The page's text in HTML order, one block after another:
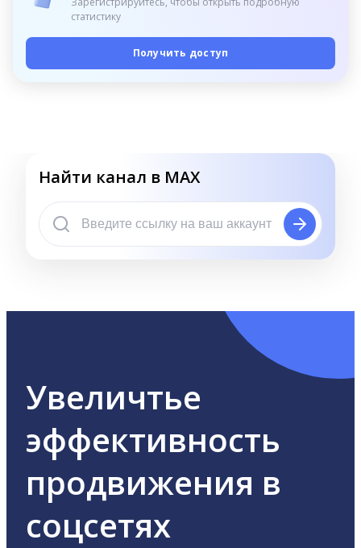
статистику
Получить доступ
Найти канал в MAX
Увеличтье
эффективность
продвижения в
соцсетях